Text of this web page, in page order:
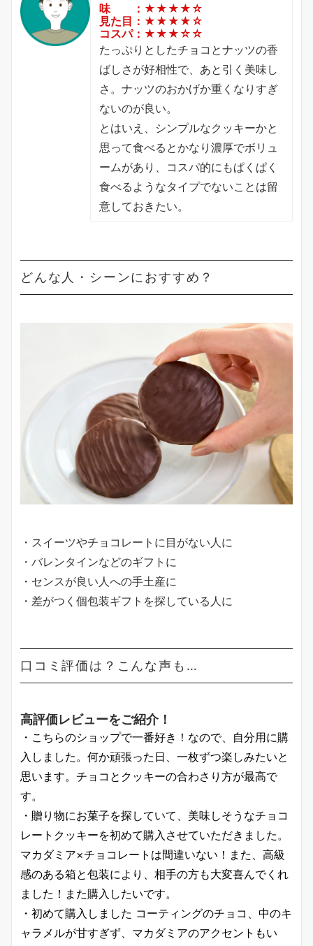
味 ：★★★★☆
見た目：★★★★☆
コスパ：★★★☆☆
たっぷりとしたチョコとナッツの香
ばしさが好相性で、あと引く美味し
さ。ナッツのおかげか重くなりすぎ
ないのが良い。
とはいえ、シンプルなクッキーかと
思って食べるとかなり濃厚でボリュ
ームがあり、コスパ的にもぱくぱく
食べるようなタイプでないことは留
意しておきたい。
どんな人・シーンにおすすめ？
・スイーツやチョコレートに目がない人に
・バレンタインなどのギフトに
・センスが良い人への手土産に
・差がつく個包装ギフトを探している人に
口コミ評価は？こんな声も…
高評価レビューをご紹介！
・こちらのショップで一番好き！なので、自分用に購
入しました。何か頑張った日、一枚ずつ楽しみたいと
思います。チョコとクッキーの合わさり方が最高で
す。
・贈り物にお菓子を探していて、美味しそうなチョコ
レートクッキーを初めて購入させていただきました。
マカダミア×チョコレートは間違いない！また、高級
感のある箱と包装により、相手の方も大変喜んでくれ
ました！また購入したいです。
・初めて購入しました コーティングのチョコ、中のキ
ャラメルが甘すぎず、マカダミアのアクセントもい